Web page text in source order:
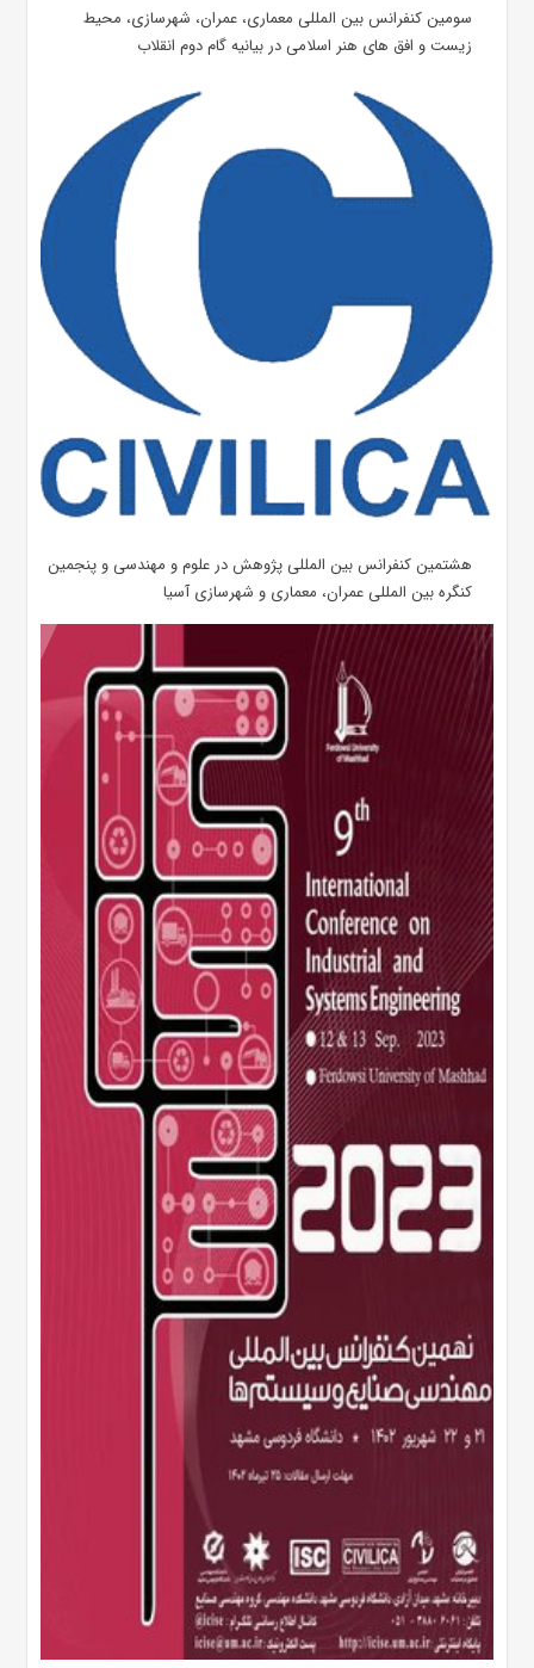
سومین کنفرانس بین المللی معماری، عمران، شهرسازی، محیط
زیست و افق های هنر اسلامی در بیانیه گام دوم انقلاب
هشتمین کنفرانس بین المللی پژوهش در علوم و مهندسی و پنجمین
کنگره بین المللی عمران، معماری و شهرسازی آسیا